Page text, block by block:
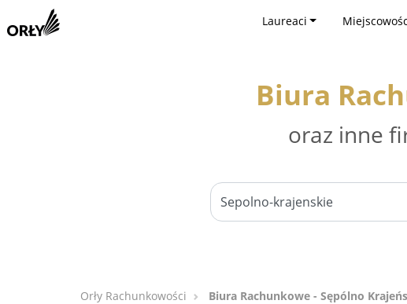
Laureaci
Biura
oraz inne
Orły Rachunkowości Biura Rachunkowe - Sępólno